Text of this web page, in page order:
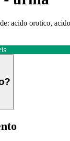
acido orotico,